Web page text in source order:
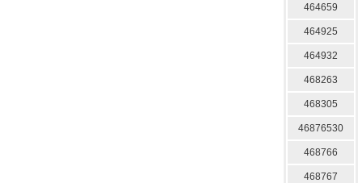
464659
464925
464932
468263
468305
46876530
468766
468767